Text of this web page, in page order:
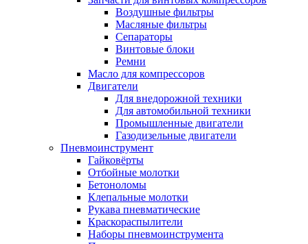
Воздушные фильтры
Масляные фильтры
Сепараторы
Винтовые блоки
Ремни
Масло для компрессоров
Двигатели
Для внедорожной техники
Для автомобильной техники
Промышленные двигатели
Газодизельные двигатели
Пневмоинструмент
Гайковёрты
Отбойные молотки
Бетоноломы
Клепальные молотки
Рукава пневматические
Краскораспылители
Наборы пневмоинструмента